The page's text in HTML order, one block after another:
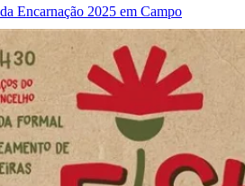
Encarnação 2025 em Campo